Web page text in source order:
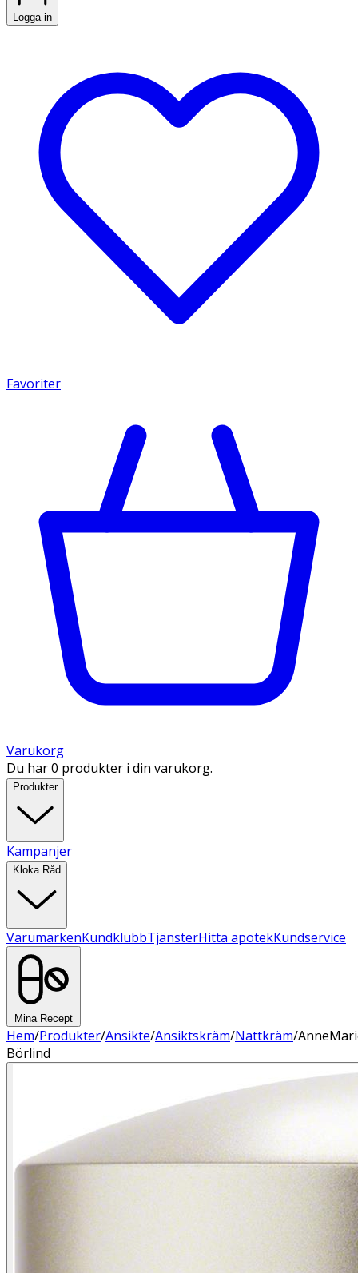
Logga in
Favoriter
Varukorg
Du har 0 produkter i din varukorg.
Produkter
Kampanjer
Kloka Råd
VarumärkenKundklubbTjänsterHitta apotekKundservice
Mina Recept
Hem/Produkter/Ansikte/Ansiktskräm/Nattkräm/
Börlind